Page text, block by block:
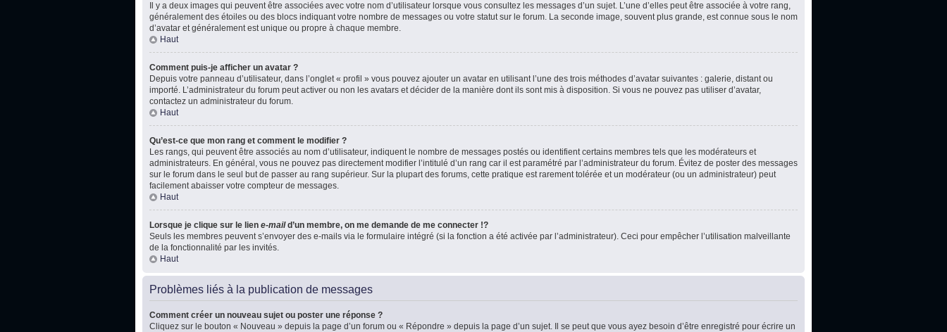
Il y a deux images qui peuvent être associées avec votre nom d’utilisateur lorsque vous consultez les messages d’un sujet. L’une d’elles peut être associée à votre rang,
généralement des étoiles ou des blocs indiquant votre nombre de messages ou votre statut sur le forum. La seconde image, souvent plus grande, est connue sous le nom
d’avatar et généralement est unique ou propre à chaque membre.
Haut
Comment puis-je afficher un avatar ?
Depuis votre panneau d’utilisateur, dans l’onglet « profil » vous pouvez ajouter un avatar en utilisant l’une des trois méthodes d’avatar suivantes : galerie, distant ou
importé. L’administrateur du forum peut activer ou non les avatars et décider de la manière dont ils sont mis à disposition. Si vous ne pouvez pas utiliser d’avatar,
contactez un administrateur du forum.
Haut
Qu’est-ce que mon rang et comment le modifier ?
Les rangs, qui peuvent être associés au nom d’utilisateur, indiquent le nombre de messages postés ou identifient certains membres tels que les modérateurs et
administrateurs. En général, vous ne pouvez pas directement modifier l’intitulé d’un rang car il est paramétré par l’administrateur du forum. Évitez de poster des messages
sur le forum dans le seul but de passer au rang supérieur. Sur la plupart des forums, cette pratique est rarement tolérée et un modérateur (ou un administrateur) peut
facilement abaisser votre compteur de messages.
Haut
Lorsque je clique sur le lien e-maild’un membre, on me demande de me connecter !?
Seuls les membres peuvent s’envoyer des e-mails via le formulaire intégré (si la fonction a été activée par l’administrateur). Ceci pour empêcher l’utilisation malveillante
de la fonctionnalité par les invités.
Haut
Problèmes liés à la publication de messages
Comment créer un nouveau sujet ou poster une réponse ?
Cliquez sur le bouton « Nouveau » depuis la page d’un forum ou « Répondre » depuis la page d’un sujet. Il se peut que vous ayez besoin d’être enregistré pour écrire un